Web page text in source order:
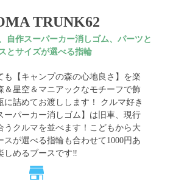
TRUNK62
自作スーパーカー消しゴム、パーツと
とサイズが選べる指輪
も【キャンプの森の心地良さ】を楽
＆星空＆マニアックなモチーフで飾
に詰めてお渡しします！ クルマ好き
ーパーカー消しゴム】は旧車、現行
うクルマを並べます！こどもから大
スが選べる指輪も合わせて1000円あ
しめるブースです‼︎